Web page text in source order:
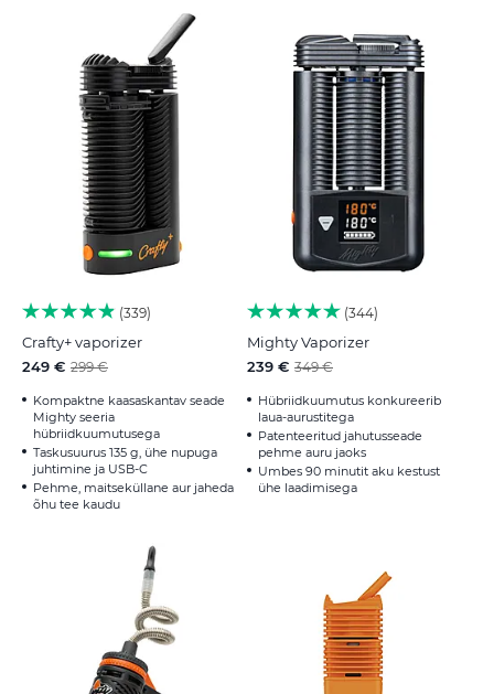
339
Crafty+ vaporizer
249 € 299 €
Kompaktne kaasaskantav seade
Mighty seeria
hübriidkuumutusega
Taskusuurus 135 g, ühe nupuga
juhtimine ja USB-C
Pehme, maitseküllane aur jaheda
õhu tee kaudu
344
Mighty Vaporizer
239 € 349 €
Hübriidkuumutus konkureerib
laua-aurustitega
Patenteeritud jahutusseade
pehme auru jaoks
Umbes 90 minutit aku kestust
ühe laadimisega